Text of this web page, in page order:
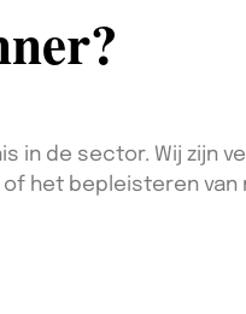
in de sector. Wij zijn
het bepleisteren van